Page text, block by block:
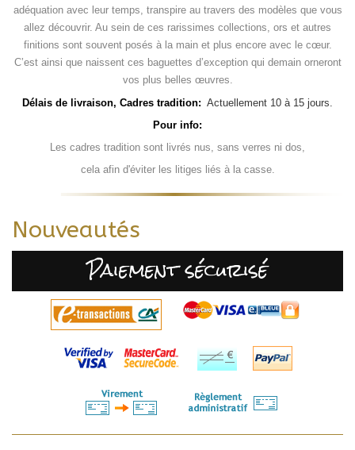
adéquation avec leur temps, transpire au travers des modèles que vous
allez découvrir. Au sein de ces rarissimes collections, ors et autres
finitions sont souvent posés à la main et plus encore avec le cœur.
C’est ainsi que naissent ces baguettes d’exception qui demain orneront
vos plus belles œuvres.
Délais de livraison, Cadres tradition: Actuellement 10 à 15 jours.
Pour info:
Les cadres tradition sont livrés nus, sans verres ni dos,
cela afin d'éviter les litiges liés à la casse.
Nouveautés
Paiement sécurisé